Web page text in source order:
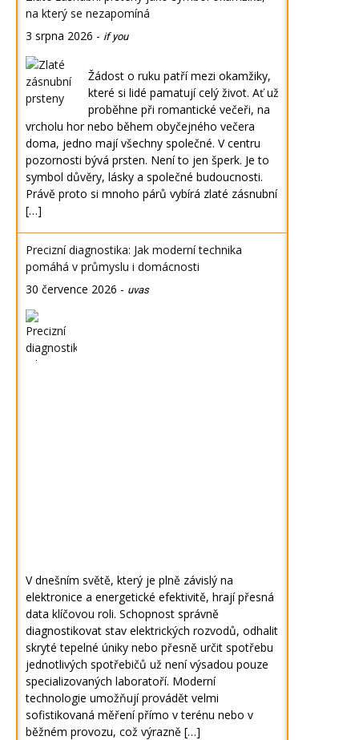
na který se nezapomíná
3 srpna 2026 - if you
Žádost o ruku patří mezi okamžiky,
které si lidé pamatují celý život. Ať už
proběhne při romantické večeři, na
vrcholu hor nebo během obyčejného večera
doma, jedno mají všechny společné. V centru
pozornosti bývá prsten. Není to jen šperk. Je to
symbol důvěry, lásky a společné budoucnosti.
Právě proto si mnoho párů vybírá zlaté zásnubní
[…]
Precizní diagnostika: Jak moderní technika
pomáhá v průmyslu i domácnosti
30 července 2026 - uvas
V dnešním světě, který je plně závislý na
elektronice a energetické efektivitě, hrají přesná
data klíčovou roli. Schopnost správně
diagnostikovat stav elektrických rozvodů, odhalit
skryté tepelné úniky nebo přesně určit spotřebu
jednotlivých spotřebičů už není výsadou pouze
specializovaných laboratoří. Moderní
technologie umožňují provádět velmi
sofistikovaná měření přímo v terénu nebo v
běžném provozu, což výrazně […]